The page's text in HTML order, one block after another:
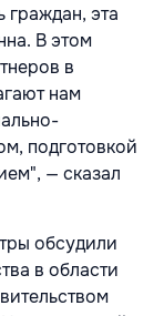
граждан, эта
В этом
в
нам
подготовкой
— сказал
обсудили
в области